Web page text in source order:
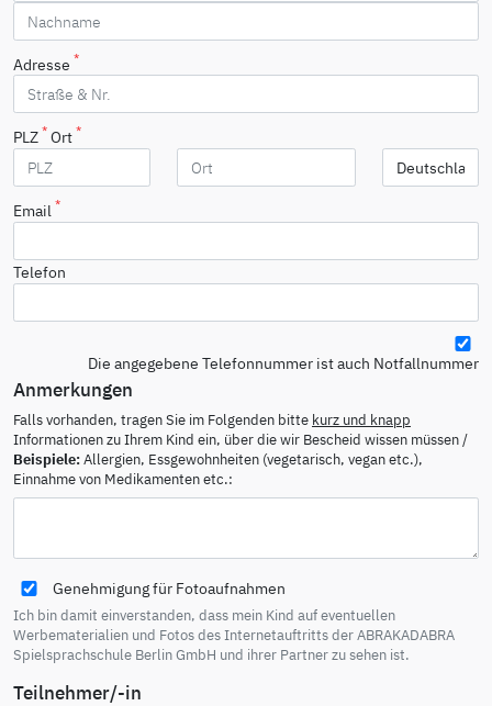
Adresse *
PLZ * Ort *
Email *
Telefon
Die angegebene Telefonnummer ist auch Notfallnummer
Anmerkungen
Falls vorhanden, tragen Sie im Folgenden bitte kurz und knapp
Informationen zu Ihrem Kind ein, über die wir Bescheid wissen müssen /
Beispiele:Allergien, Essgewohnheiten (vegetarisch, vegan etc.),
Einnahme von Medikamenten etc.:
Genehmigung für Fotoaufnahmen
Ich bin damit einverstanden, dass mein Kind auf eventuellen
Werbematerialien und Fotos des Internetauftritts der ABRAKADABRA
Spielsprachschule Berlin GmbH und ihrer Partner zu sehen ist.
Teilnehmer/-in